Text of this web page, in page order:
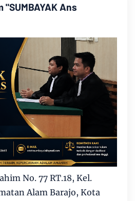
"SUMBAYAK Ans
No. 77 RT.18, Kel.
Alam Barajo, Kota